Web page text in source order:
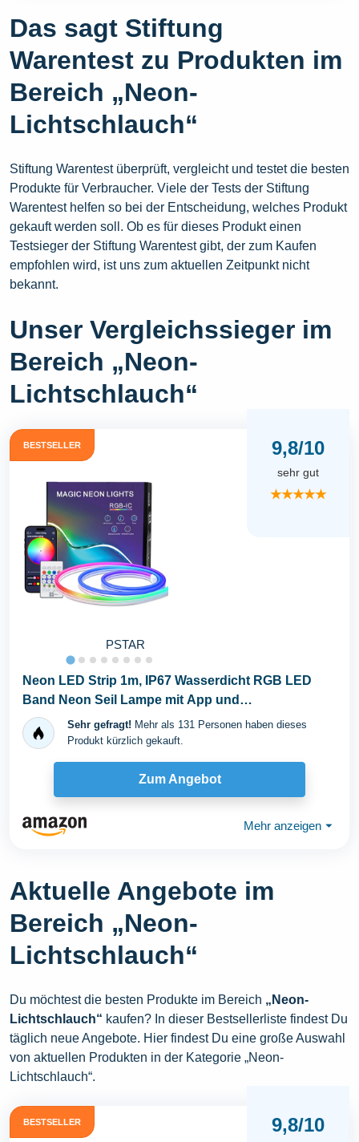
Das sagt Stiftung
Warentest zu Produkten im
Bereich „Neon-
Lichtschlauch“
Stiftung Warentest überprüft, vergleicht und testet die besten
Produkte für Verbraucher. Viele der Tests der Stiftung
Warentest helfen so bei der Entscheidung, welches Produkt
gekauft werden soll. Ob es für dieses Produkt einen
Testsieger der Stiftung Warentest gibt, der zum Kaufen
empfohlen wird, ist uns zum aktuellen Zeitpunkt nicht
bekannt.
Unser Vergleichssieger im
Bereich „Neon-
Lichtschlauch“
BESTSELLER
PSTAR
9,8/10
sehr gut
★★★★★
Neon LED Strip 1m, IP67 Wasserdicht RGB LED
Band Neon Seil Lampe mit App und
Fernbedienung...
Sehr gefragt! Mehr als 131 Personen haben dieses
Produkt kürzlich gekauft.
Zum Angebot
Mehr anzeigen ⏷
Aktuelle Angebote im
Bereich „Neon-
Lichtschlauch“
Du möchtest die besten Produkte im Bereich „Neon-
Lichtschlauch“ kaufen? In dieser Bestsellerliste findest Du
täglich neue Angebote. Hier findest Du eine große Auswahl
von aktuellen Produkten in der Kategorie „Neon-
Lichtschlauch“.
BESTSELLER 9,8/10